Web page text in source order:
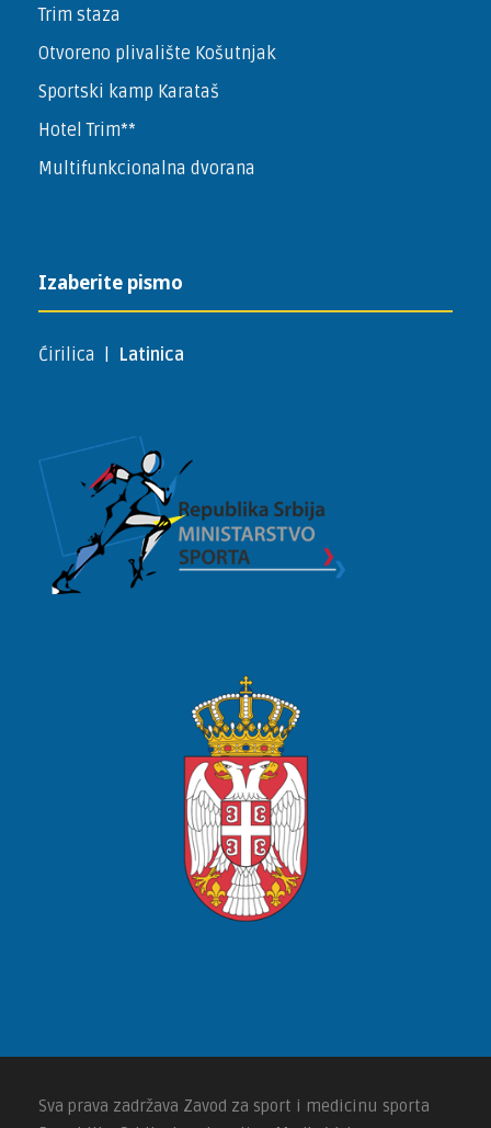
Trim staza
Otvoreno plivalište Košutnjak
Sportski kamp Karataš
Hotel Trim**
Multifunkcionalna dvorana
Izaberite pismo
Ćirilica Latinica
Sva prava zadržava Zavod za sport i medicinu sporta